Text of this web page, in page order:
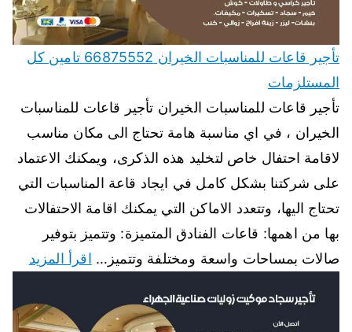
تأجير قاعات للمناسبات الخيران 66875552 تامين كل
المستلزمات
تأجير قاعات للمناسبات الخيران تأجير قاعات للمناسبات
الخيران ، في اي مناسبة هامة تحتاج الى مكان مناسب
لاقامة احتفال خاص لتخليد هذه الذكرى، ويمكنك الاعتماد
على شركتنا بشكل كامل في ايجاد قاعة المناسبات التي
تحتاج اليها، وتتعدد الاماكن التي يمكنك اقامة الاحتفالات
بها من اهمها: قاعات الفنادق المتميزة: وتتميز بتوفير
صالات بمساحات واسعة ومختلفة وتتميز… اقرأ المزيد